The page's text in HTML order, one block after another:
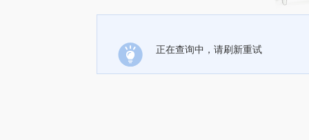
正在查询中，请刷新重试